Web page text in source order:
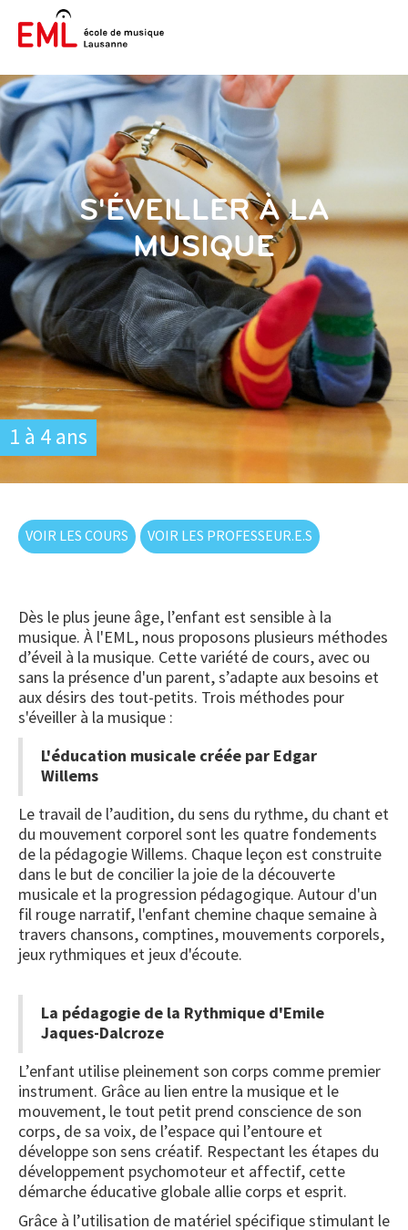
S'ÉVEILLER À LA
MUSIQUE
1 à 4 ans
VOIR LES COURS VOIR LES PROFESSEUR.E.S
Dès le plus jeune âge, l’enfant est sensible à la
musique. À l'EML, nous proposons plusieurs méthodes
d’éveil à la musique. Cette variété de cours, avec ou
sans la présence d'un parent, s’adapte aux besoins et
aux désirs des tout-petits. Trois méthodes pour
s'éveiller à la musique :
L'éducation musicale créée par Edgar
Willems
Le travail de l’audition, du sens du rythme, du chant et
du mouvement corporel sont les quatre fondements
de la pédagogie Willems. Chaque leçon est construite
dans le but de concilier la joie de la découverte
musicale et la progression pédagogique. Autour d'un
fil rouge narratif, l'enfant chemine chaque semaine à
travers chansons, comptines, mouvements corporels,
jeux rythmiques et jeux d'écoute.
La pédagogie de la Rythmique d'Emile
Jaques-Dalcroze
L’enfant utilise pleinement son corps comme premier
instrument. Grâce au lien entre la musique et le
mouvement, le tout petit prend conscience de son
corps, de sa voix, de l’espace qui l’entoure et
développe son sens créatif. Respectant les étapes du
développement psychomoteur et affectif, cette
démarche éducative globale allie corps et esprit.
Grâce à l’utilisation de matériel spécifique stimulant le